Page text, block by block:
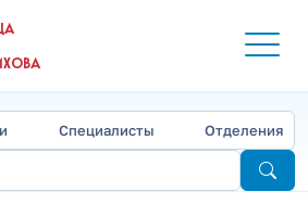
Специалисты Отделения